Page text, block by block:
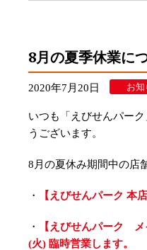
8月の夏季休業に
2020年7月20日 お
いつも「えびせんパー
うございます。
8月の夏休み期間中の店
・ 【えびせんパーク 本
・
【えびせんパーク
(火) 臨時営業します。